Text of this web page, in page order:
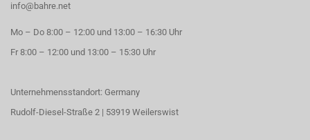
info@bahre.net
Mo – Do 8:00 – 12:00 und 13:00 – 16:30 Uhr
Fr 8:00 – 12:00 und 13:00 – 15:30 Uhr
Unternehmensstandort: Germany
Rudolf-Diesel-Straße 2 | 53919 Weilerswist